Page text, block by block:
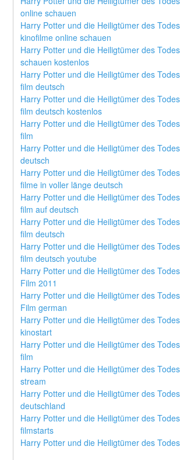
online schauen
Harry Potter und die Heiligtümer des
kinofilme online schauen
Harry Potter und die Heiligtümer des
schauen kostenlos
Harry Potter und die Heiligtümer des
film deutsch
Harry Potter und die Heiligtümer des
film deutsch kostenlos
Harry Potter und die Heiligtümer des
film
Harry Potter und die Heiligtümer des
deutsch
Harry Potter und die Heiligtümer des
filme in voller länge deutsch
Harry Potter und die Heiligtümer des
film auf deutsch
Harry Potter und die Heiligtümer des
film deutsch
Harry Potter und die Heiligtümer des
film deutsch youtube
Harry Potter und die Heiligtümer des
Film 2011
Harry Potter und die Heiligtümer des
Film german
Harry Potter und die Heiligtümer des
kinostart
Harry Potter und die Heiligtümer des
film
Harry Potter und die Heiligtümer des
stream
Harry Potter und die Heiligtümer des
deutschland
Harry Potter und die Heiligtümer des
filmstarts
Harry Potter und die Heiligtümer des